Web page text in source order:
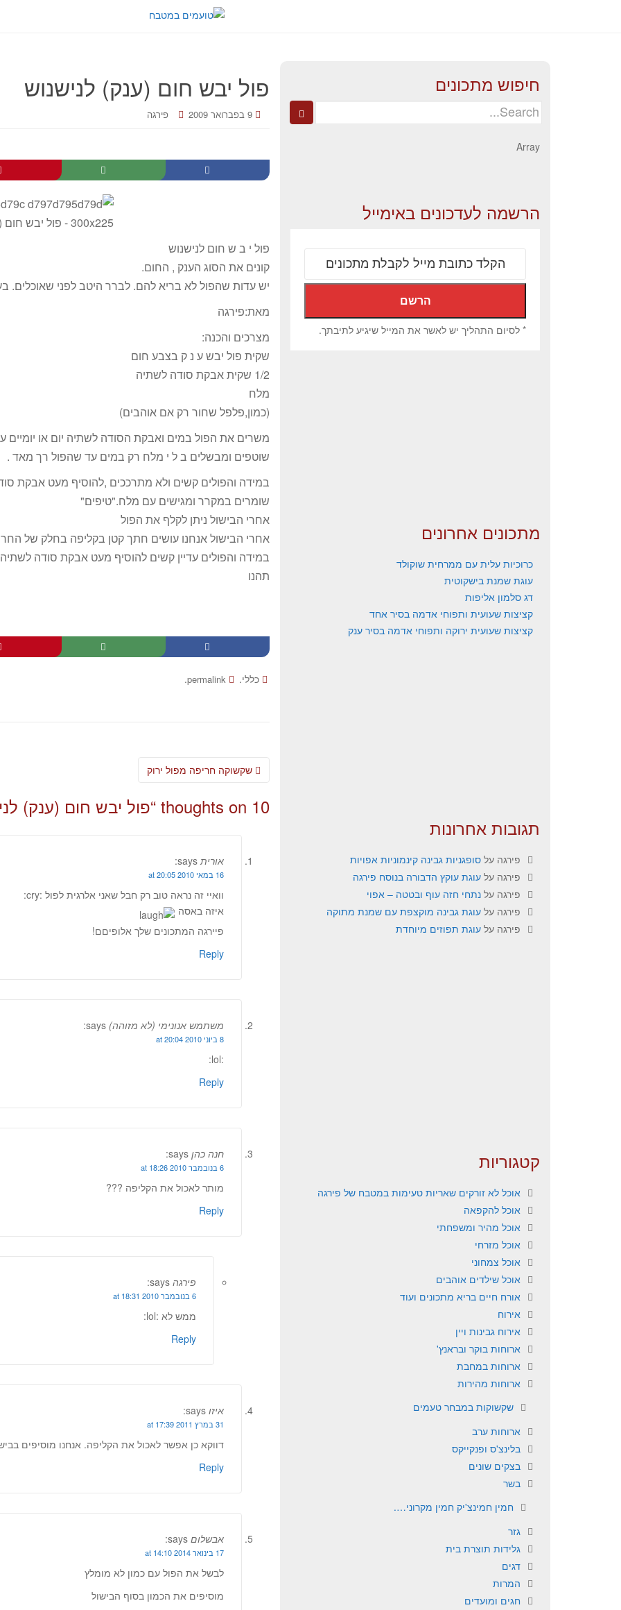
פול יבש חום (ענק) לנישנוש
9 בפברואר 2009 פירגה
פול י ב ש חום לנישנוש
קונים את הסוג הענק , החום.
יש עדות שהפול לא בריא להם. לברר היטב לפני שאוכלים.
מאת:פירגה
מצרכים והכנה:
שקית פול יבש ע נ ק בצבע חום
1/2 שקית אבקת סודה לשתיה
מלח
(כמון,פלפל שחור רק אם אוהבים)
משרים את הפול במים ואבקת הסודה לשתיה יום או
שוטפים ומבשלים ב ל י מלח רק במים עד שהפול רך מאד .
במידה והפולים קשים ולא מתרככים ,להוסיף מעט אבקת
שומרים במקרר ומגישים עם מלח."טיפים"
אחרי הבישול ניתן לקלף את הפול
אחרי הבישול אנחנו עושים חתך קטן בקליפה בחלק של
במידה והפולים עדיין קשים להוסיף מעט אבקת סודה
תהנו
כללי. permalink
.
10 thoughts on “ פול יבש חום (ענק)
אורית says:
16 במאי 2010 at 20:05
וואיי זה נראה טוב רק חבל שאני אלרגית לפול :cry:
איזה באסה
פיירגה המתכונים שלך אלופיםם!
Reply
משתמש אנונימי (לא מזוהה) says:
8 ביוני 2010 at 20:04
:lol:
Reply
חנה כהן says:
6 בנובמבר 2010 at 18:26
מותר לאכול את הקליפה ???
Reply
פירגה says:
6 בנובמבר 2010 at 18:31
ממש לא :lol:
Reply
איזו says:
31 במרץ 2011 at 17:39
דווקא כן אפשר לאכול את הקליפה. אנחנו מוסיפים
Reply
אבשלום says:
17 בינואר 2014 at 14:10
לבשל את הפול עם כמון לא מומלץ
מוסיפים את הכמון בסוף הבישול
חיפוש מתכונים
Search
Array
הרשמה לעדכונים באימייל
* לסיום התהליך יש לאשר את המייל שיגיע לתיבתך.
מתכונים אחרונים
כרוכיות עלית עם ממרחית שוקולד
עוגת שמנת בישקוטית
דג סלמון אליפות
קציצות שעועית ותפוחי אדמה בסיר אחד
קציצות שעועית ירוקה ותפוחי אדמה בסיר ענק
תגובות אחרונות
פירגה על סופגניות גבינה קינמוניות אפויות
פירגה על עוגת עוקץ הדבורה בנוסח פירגה
פירגה על נתחי חזה עוף ובטטה – אפוי
פירגה על עוגת גבינה מוקצפת עם שמנת מתוקה
פירגה על עוגת תפוזים מיוחדת
קטגוריות
אוכל לא זורקים שאריות טעימות במטבח של פירגה
אוכל להקפאה
אוכל מהיר ומשפחתי
אוכל מזרחי
אוכל צמחוני
אוכל שילדים אוהבים
אורח חיים בריא מתכונים ועוד
אירוח
אירוח גבינות ויין
ארוחות בוקר ובראנץ'
ארוחות במחבת
ארוחות מהירות
שקשוקות במבחר טעמים
ארוחות ערב
בלינצ'ס ופנקייקס
בצקים שונים
בשר
חמין חמינצ'יק חמין מקרוני….
גזר
גלידות תוצרת בית
דגים
המרות
חגים ומועדים